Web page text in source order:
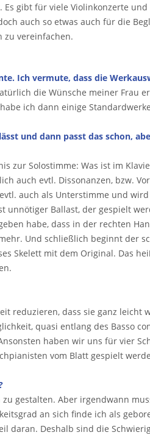
gibt für viele Violinkonzerte
auch so etwas auch für die
zu vereinfachen.
Ich vermute, dass die
die Wünsche meiner
ich dann einige
und dann passt das schon,
zur Solostimme: Was ist im
auch evtl. Dissonanzen, bzw.
auch als Unterstimme und
unnötiger Ballast, der gespielt
habe, dass in der rechten
Und schließlich beginnt der
Skelett mit dem Original. Das
reduzieren, dass sie ganz leicht
quasi entlang des Basso
haben wir uns für vier
vom Blatt gespielt
gestalten. Aber irgendwann
an sich finde ich als
Deshalb sind die